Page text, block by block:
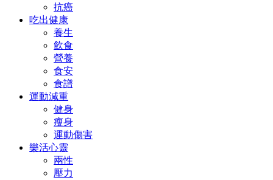
抗癌
吃出健康
養生
飲食
營養
食安
食譜
運動減重
健身
瘦身
運動傷害
樂活心靈
兩性
壓力